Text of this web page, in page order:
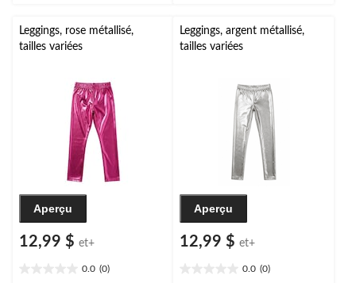
Leggings, rose métallisé,
tailles variées
Aperçu
12,99 $ et+
0.0 (0)
Leggings, argent métallisé,
tailles variées
Aperçu
12,99 $ et+
0.0 (0)